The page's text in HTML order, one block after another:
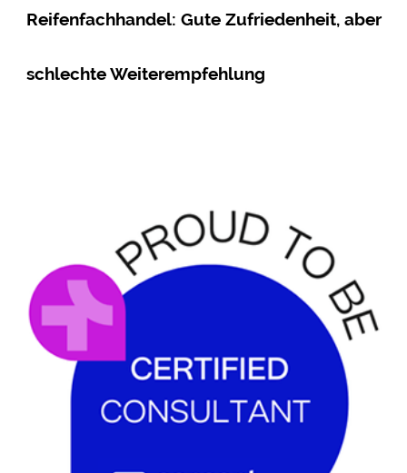
Reifenfachhandel: Gute Zufriedenheit, aber
schlechte Weiterempfehlung